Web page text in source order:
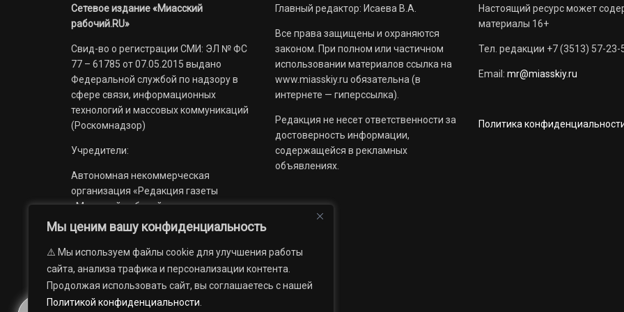
Мы ценим вашу конфиденциальность
⚠️ Мы используем файлы cookie для улучшения работы
сайта, анализа трафика и персонализации контента.
Продолжая использовать сайт, вы соглашаетесь с нашей
Политикой конфиденциальности
Сетевое издание «Миасский
рабочий.RU»
Свид-во о регистрации СМИ: ЭЛ № ФС
77 – 61785 от 07.05.2015 выдано
Федеральной службой по надзору в
сфере связи, информационных
технологий и массовых коммуникаций
(Роскомнадзор)
Учредители:
Автономная некоммерческая
организация «Редакция газеты
«Миасский рабочий»;
Областное государственное
учреждение «Издательский дом
«Губерния».
Главный редактор: Исаева В.А.
Все права защищены и охраняются
законом. При полном или частичном
использовании материалов ссылка на
www.miasskiy.ru обязательна (в
интернете — гиперссылка).
Редакция не несет ответственности за
достоверность информации,
содержащейся в рекламных
объявлениях.
Настоящий ресурс может
материалы 16+
Тел. редакции +7 (3513) 57-23-
Email: mr@miasskiy.ru
Политика